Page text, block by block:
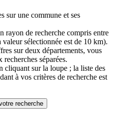
sur une commune et ses
rayon de recherche compris entre
sélectionnée est de 10 km).
sur deux départements, vous
séparées.
cliquant sur la loupe ; la liste des
à vos critères de recherche est
recherche